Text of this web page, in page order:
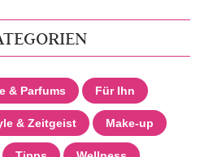
& Parfums Für Ihn
& Zeitgeist Make-up